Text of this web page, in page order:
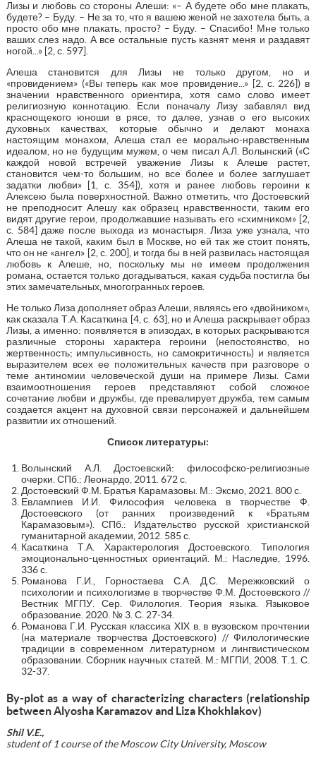
Лизы и любовь со стороны Алеши: «– А будете обо мне плакать,
будете? – Буду. – Не за то, что я вашею женой не захотела быть, а
просто обо мне плакать, просто? – Буду. – Спасибо! Мне только
ваших слез надо. А все остальные пусть казнят меня и раздавят
ногой...» [2, с. 597].
Алеша становится для Лизы не только другом, но и
«провидением» («Вы теперь как мое провидение...» [2, с. 226]) в
значении нравственного ориентира, хотя само слово имеет
религиозную коннотацию. Если поначалу Лизу забавлял вид
краснощекого юноши в рясе, то далее, узнав о его высоких
духовных качествах, которые обычно и делают монаха
настоящим монахом, Алеша стал ее морально-нравственным
идеалом, но не будущим мужем, о чем писал А.Л. Волынский («С
каждой новой встречей уважение Лизы к Алеше растет,
становится чем-то большим, но все более и более заглушает
задатки любви» [1, с. 354]), хотя и ранее любовь героини к
Алексею была поверхностной. Важно отметить, что Достоевский
не преподносит Алешу как образец нравственности, таким его
видят другие герои, продолжавшие называть его «схимником» [2,
с. 584] даже после выхода из монастыря. Лиза уже узнала, что
Алеша не такой, каким был в Москве, но ей так же стоит понять,
что он не «ангел» [2, с. 200], и тогда бы в ней развилась настоящая
любовь к Алеше, но, поскольку мы не имеем продолжения
романа, остается только догадываться, какая судьба постигла бы
этих замечательных, многогранных героев.
Не только Лиза дополняет образ Алеши, являясь его «двойником»,
как сказала Т.А. Касаткина [4, с. 63], но и Алеша раскрывает образ
Лизы, а именно: появляется в эпизодах, в которых раскрываются
различные стороны характера героини (непостоянство, но
жертвенность; импульсивность, но самокритичность) и является
выразителем всех ее положительных качеств при разговоре о
теме антиномии человеческой души на примере Лизы. Сами
взаимоотношения героев представляют собой сложное
сочетание любви и дружбы, где превалирует дружба, тем самым
создается акцент на духовной связи персонажей и дальнейшем
развитии их отношений.
Списоклитературы:
Волынский А.Л. Достоевский: философско-религиозные
очерки. СПб.: Леонардо, 2011. 672 с.
Достоевский Ф.М. Братья Карамазовы. М.: Эксмо, 2021. 800 с.
Евлампиев И.И. Философия человека в творчестве Ф.
Достоевского (от ранних произведений к «Братьям
Карамазовым»). СПб.: Издательство русской христианской
гуманитарной академии, 2012. 585 с.
Касаткина Т.А. Характерология Достоевского. Типология
эмоционально-ценностных ориентаций. М.: Наследие, 1996.
336 с.
Романова Г.И., Горностаева С.А. Д.С. Мережковский о
психологии и психологизме в творчестве Ф.М. Достоевского //
Вестник МГПУ. Сер. Филология. Теория языка. Языковое
образование. 2020. № 3. С. 27-34.
Романова Г.И. Русская классика XIX в. в вузовском прочтении
(на материале творчества Достоевского) // Филологические
традиции в современном литературном и лингвистическом
образовании. Сборник научных статей. М.: МГПИ, 2008. Т.1. С.
32-37.
By-plot as a way of characterizing characters (relationship
between Alyosha Karamazov and Liza Khokhlakov)
Shil V.E.,
student of 1 course of theMoscow City University, Moscow